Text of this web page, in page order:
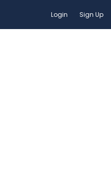
Login Sign Up